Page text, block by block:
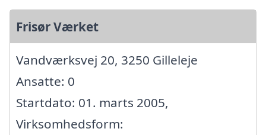
Frisør Værket
Vandværksvej 20, 3250 Gilleleje
Ansatte: 0
Startdato: 01. marts 2005,
Virksomhedsform: